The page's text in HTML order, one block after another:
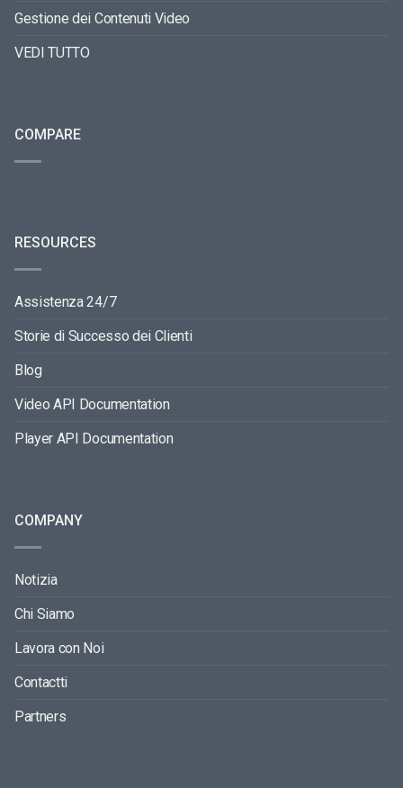
Gestione dei Contenuti Video
VEDI TUTTO
COMPARE
RESOURCES
Assistenza 24/7
Storie di Successo dei Clienti
Blog
Video API Documentation
Player API Documentation
COMPANY
Notizia
Chi Siamo
Lavora con Noi
Contactti
Partners